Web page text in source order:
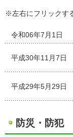
※左右にフリックす
令和06年7月1日
平成30年11月7日
平成29年5月29日
防災・防犯